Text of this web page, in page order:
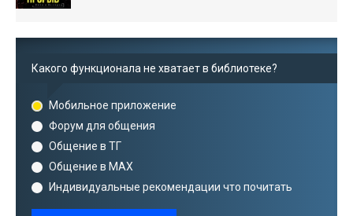
Какого функционала не хватает в библиотеке?
Мобильное приложение
Форум для общения
Общение в ТГ
Общение в MAX
Индивидуальные рекомендации что почитать